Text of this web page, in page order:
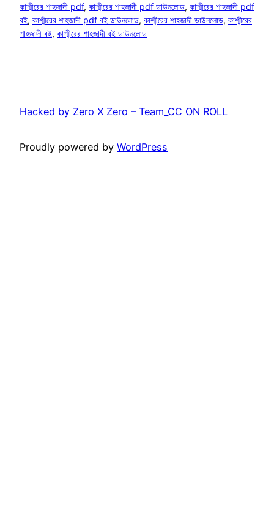
কাশ্মীরের শাহজাদী pdf, কাশ্মীরের শাহজাদী pdf ডাউনলোড, কাশ্মীরের শাহজাদী pdf
বই, কাশ্মীরের শাহজাদী pdf বই ডাউনলোড, কাশ্মীরের শাহজাদী ডাউনলোড, কাশ্মীরের
শাহজাদী বই, কাশ্মীরের শাহজাদী বই ডাউনলোড
Hacked by Zero X Zero – Team_CC ON ROLL
Proudly powered by WordPress